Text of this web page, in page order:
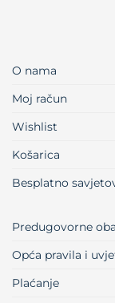
O nama
Moj račun
Wishlist
Košarica
Besplatno
Predugovorne
Opća pravila i
Plaćanje